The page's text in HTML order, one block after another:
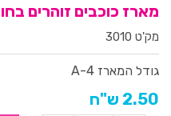
מארז כוכבים זוהרים
מק'ט 3010
גודל המארז A-4
2.50 ש"ח